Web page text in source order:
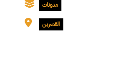
مدونات
القصرين